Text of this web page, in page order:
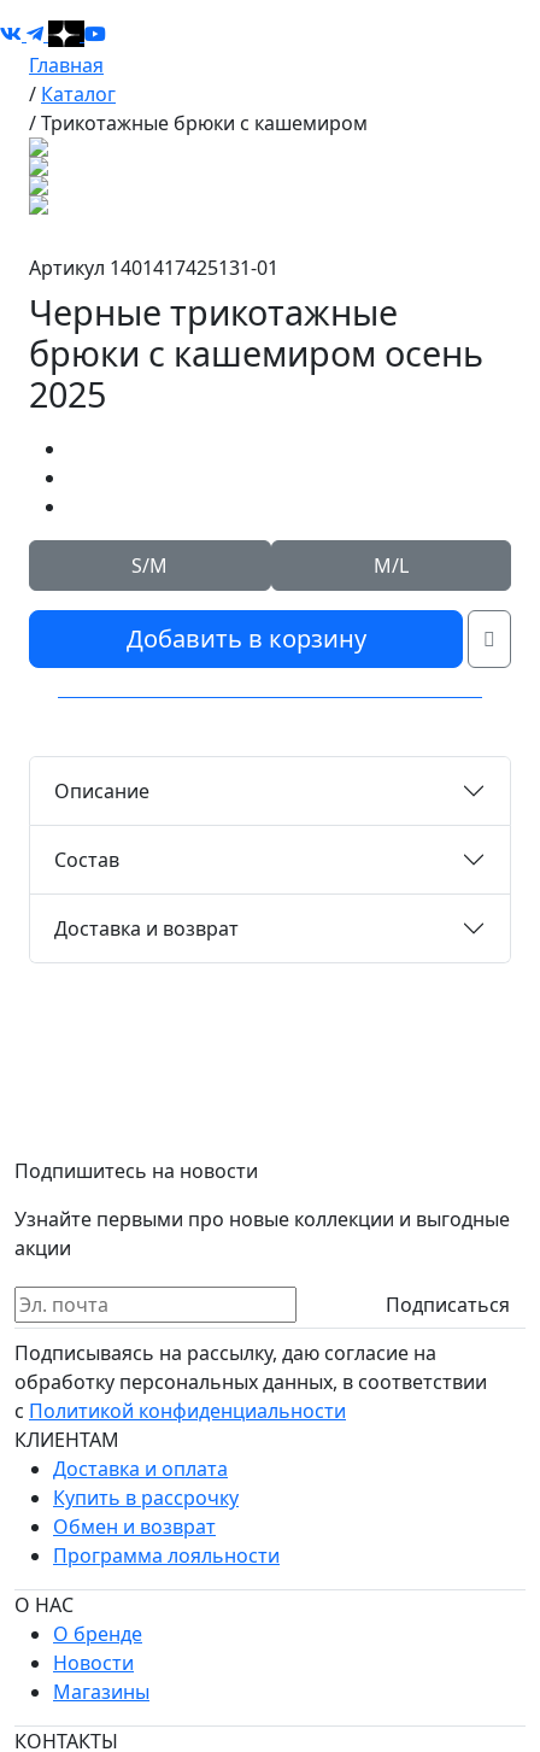
Главная
/ Каталог
/Трикотажные брюки с кашемиром
Артикул 1401417425131-01
Черные трикотажные
брюки с кашемиром осень
2025
S/M M/L
Добавить в корзину
Описание
Состав
Доставка и возврат
Подпишитесь на новости
Узнайте первыми про новые коллекции и выгодные
акции
Подписаться
Подписываясь на рассылку, даю согласие на
обработку персональных данных, в соответствии
с Политикой конфиденциальности
КЛИЕНТАМ
Доставка и оплата
Купить в рассрочку
Обмен и возврат
Программа лояльности
О НАС
О бренде
Новости
Магазины
КОНТАКТЫ